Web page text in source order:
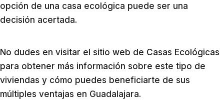
opción de una casa ecológica puede ser una
decisión acertada.
No dudes en visitar el sitio web de Casas Ecológicas
para obtener más información sobre este tipo de
viviendas y cómo puedes beneficiarte de sus
múltiples ventajas en Guadalajara.